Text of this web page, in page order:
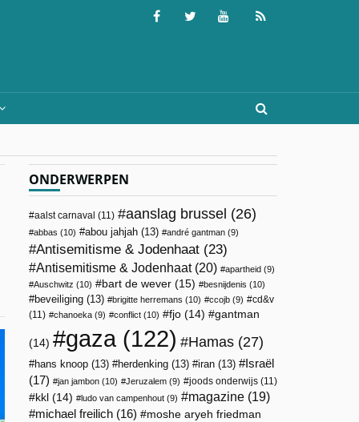
ONDERWERPEN
aalst carnaval (11) aanslag brussel (26)
abbas (10) abou jahjah (13) andré gantman (9)
Antisemitisme & Jodenhaat (23)
Antisemitisme & Jodenhaat(20) apartheid (9)
Auschwitz (10) bart de wever (15) besnijdenis (10)
beveiliging (13) brigitte herremans (10) ccojb (9)
cd&v
(11)
chanoeka (9) conflict (10) fjo (14) gantman
(14) gaza(122) Hamas (27)
hans knoop (13) herdenking (13) iran (13)
Israël
(17)
jan jambon (10) Jeruzalem (9) joods onderwijs (11)
kkl (14) ludo van campenhout (9) magazine (19)
michael freilich (16)
moshe aryeh friedman